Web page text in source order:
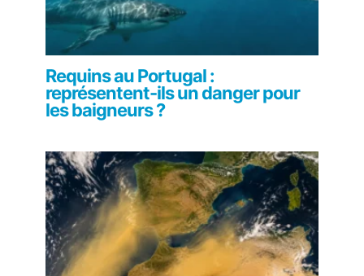
Requins au Portugal :
représentent-ils un danger pour
les baigneurs ?